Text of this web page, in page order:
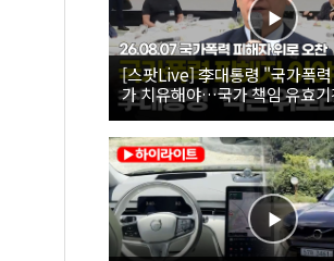
[스팟Live] 李대통령 "국가폭
가 치유해야…국가 책임 유효
26.08.07 국가폭력 피해자 위로